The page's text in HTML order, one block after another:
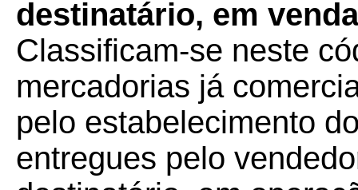
destinatário, em
Classificam-se neste
mercadorias já
pelo estabelecimento
entregues pelo